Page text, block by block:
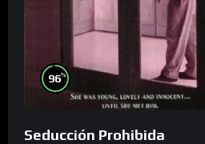
96%
Seducción Prohibida